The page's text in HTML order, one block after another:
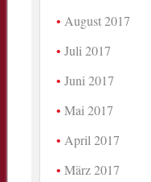
August 2017
Juli 2017
Juni 2017
Mai 2017
April 2017
März 2017